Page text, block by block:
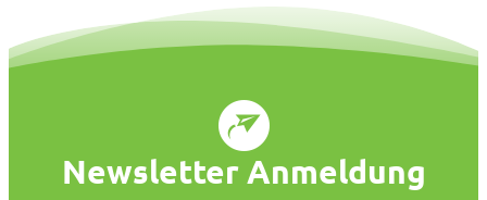
Newsletter Anmeldung